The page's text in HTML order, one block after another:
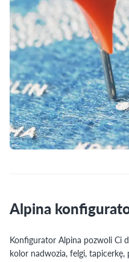
Alpina
Konfigurator Alpina pozwoli Ci
kolor nadwozia, felgi,